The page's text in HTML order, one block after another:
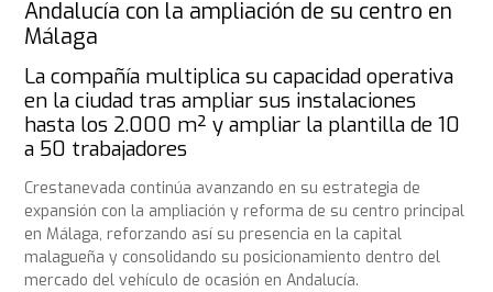
Andalucía con la ampliación de su centro en
Málaga
La compañía multiplica su capacidad operativa
en la ciudad tras ampliar sus instalaciones
hasta los 2.000 m² y ampliar la plantilla de 10
a 50 trabajadores
Crestanevada continúa avanzando en su estrategia de
expansión con la ampliación y reforma de su centro principal
en Málaga, reforzando así su presencia en la capital
malagueña y consolidando su posicionamiento dentro del
mercado del vehículo de ocasión en Andalucía.